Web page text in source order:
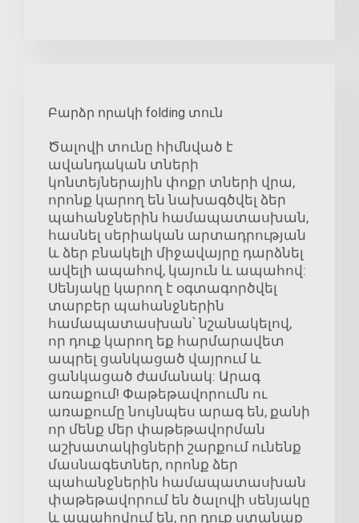
Բարձր որակի folding տուն
Ծալովի տունը հիմնված է
ավանդական տների
կոնտեյներային փոքր տների վրա,
որոնք կարող են նախագծվել ձեր
պահանջներին համապատասխան,
հասնել սերիական արտադրության
և ձեր բնակելի միջավայրը դարձնել
ավելի ապահով, կայուն և ապահով:
Սենյակը կարող է օգտագործվել
տարբեր պահանջներին
համապատասխան՝ նշանակելով,
որ դուք կարող եք հարմարավետ
ապրել ցանկացած վայրում և
ցանկացած ժամանակ: Արագ
առաքում! Փաթեթավորումն ու
առաքումը նույնպես արագ են, քանի
որ մենք մեր փաթեթավորման
աշխատակիցների շարքում ունենք
մասնագետներ, որոնք ձեր
պահանջներին համապատասխան
փաթեթավորում են ծալովի սենյակը
և ապահովում են, որ դուք ստանաք